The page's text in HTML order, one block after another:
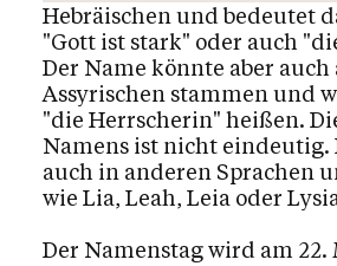
Hebräischen und bedeutet
"Gott ist stark" oder auch
Der Name könnte aber auch
Assyrischen stammen und
"die Herrscherin" heißen.
Namens ist nicht eindeutig.
auch in anderen Sprachen
wie Lia, Leah, Leia oder
Der Namenstag wird am 22.